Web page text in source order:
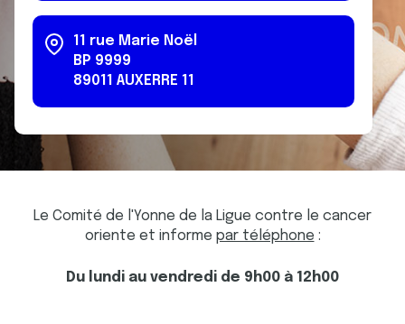
11 rue Marie Noël
BP 9999
89011 AUXERRE 11
Le Comité de l'Yonne de la Ligue contre le cancer
oriente et informe par téléphone :
Du lundi au vendredi de 9h00 à 12h00